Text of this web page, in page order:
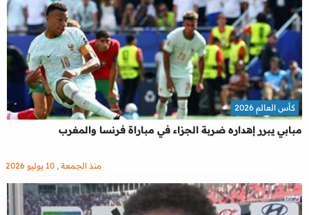
مبابي يبرر إهداره ضربة الجزاء في مباراة فرنسا والمغرب
كأس العالم 2026
منذ الجمعة , 10 يوليو 2026